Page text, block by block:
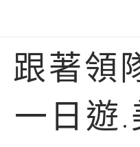
跟著領
一日遊.